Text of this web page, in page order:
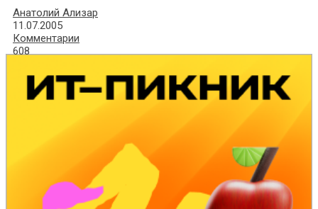
Анатолий Ализар
11.07.2005
Комментарии
608